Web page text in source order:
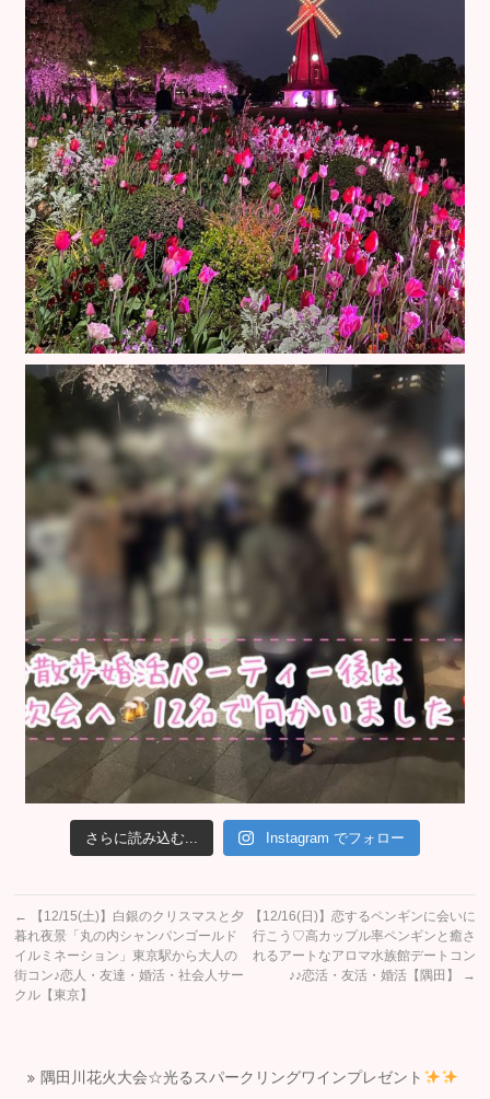
さらに読み込む... Instagram でフォロー
←
【12/15(土)】白銀のクリスマスと夕
暮れ夜景「丸の内シャンパンゴールド
イルミネーション」東京駅から大人の
街コン♪恋人・友達・婚活・社会人サー
クル【東京】
【12/16(日)】恋するペンギンに会いに
行こう♡高カップル率ペンギンと癒さ
れるアートなアロマ水族館デートコン
♪♪恋活・友活・婚活【隅田】
→
隅田川花火大会☆光るスパークリングワインプレゼント